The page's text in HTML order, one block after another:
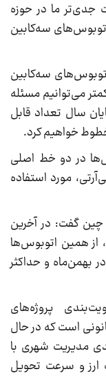
جدی‌تر ما در حوزه
سه‌کابین
سه‌کابین
می‌توانیم مسئله
سال تعداد قابل
خواهیم کرد.
در دو خط اصلی
مورد استفاده
چین گفت: در آخرین
از همین اتوبوس‌ها
بهمن‌ماه و حداکثر
پروژه‌های
است که در حال
مدیریت شهری با
ارز و سرعت تحویل